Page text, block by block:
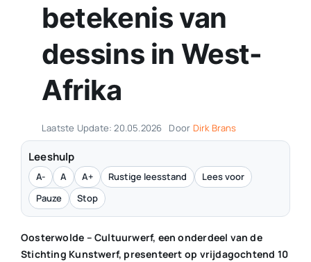
betekenis van
dessins in West-
Afrika
Laatste Update: 20.05.2026 Door Dirk Brans
Leeshulp
A- A A+ Rustige leesstand
Lees voor
Pauze
Stop
Oosterwolde – Cultuurwerf, een onderdeel van de
Stichting Kunstwerf, presenteert op vrijdagochtend 10